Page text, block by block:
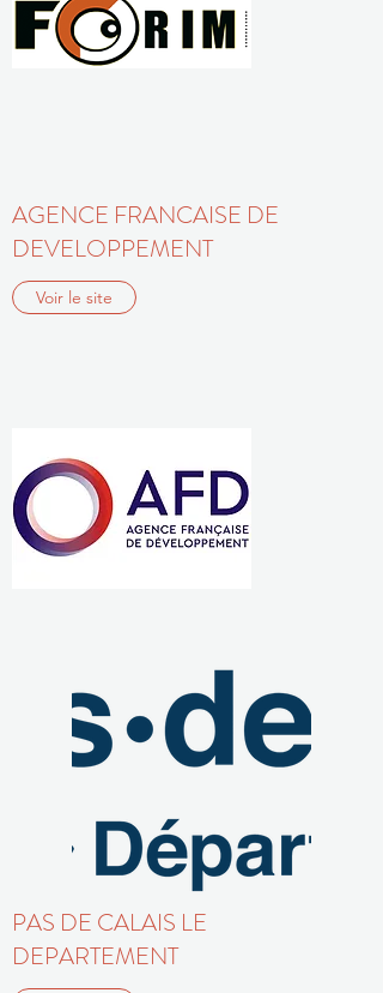
AGENCE FRANCAISE DE
DEVELOPPEMENT
Voir le site
PAS DE CALAIS LE
DEPARTEMENT